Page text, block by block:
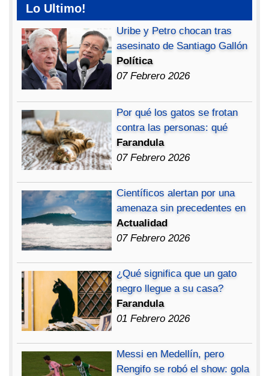
Lo Ultimo!
Uribe y Petro chocan tras
asesinato de Santiago Gallón
Política
07 Febrero 2026
Por qué los gatos se frotan
contra las personas: qué
Farandula
07 Febrero 2026
Científicos alertan por una
amenaza sin precedentes en
Actualidad
07 Febrero 2026
¿Qué significa que un gato
negro llegue a su casa?
Farandula
01 Febrero 2026
Messi en Medellín, pero
Rengifo se robó el show: gola